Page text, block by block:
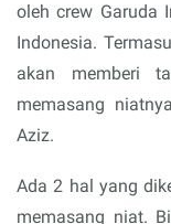
oleh crew Garuda
Indonesia.
akan memberi
memasang
Aziz.
Ada 2 hal yang
memasang niat.